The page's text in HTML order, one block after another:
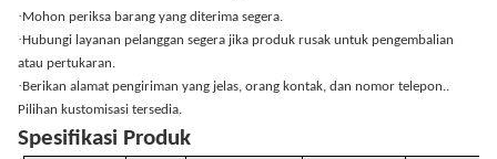
·Mohon periksa barang yang diterima segera.
·Hubungi layanan pelanggan segera jika produk rusak untuk pengembalian
atau pertukaran.
·Berikan alamat pengiriman yang jelas, orang kontak, dan nomor telepon..
Pilihan kustomisasi tersedia.
Spesifikasi Produk